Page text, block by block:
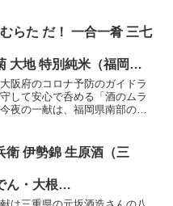
です！柔らかい甘みと、後口
さ、さすが菊姫さん。燗にし
〜。
らた だ！ 一合一肴 三七
大地 特別純米（福岡
い豆乳汁
阪府のコロナ予防のガイドラ
して安心で呑める「酒のムラ
夜の一献は、福岡県南部の筑
を無農薬で栽培して原料米と
燗にすると穏やかな旨味が広
衛 伊勢錦 生原酒（三
ん・大根